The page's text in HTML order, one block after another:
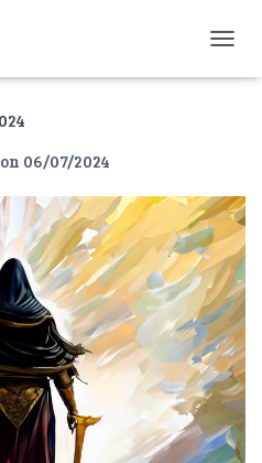
U
F
E
R
M
E
R
L
A
N
A
V
I
on 06/07/2024